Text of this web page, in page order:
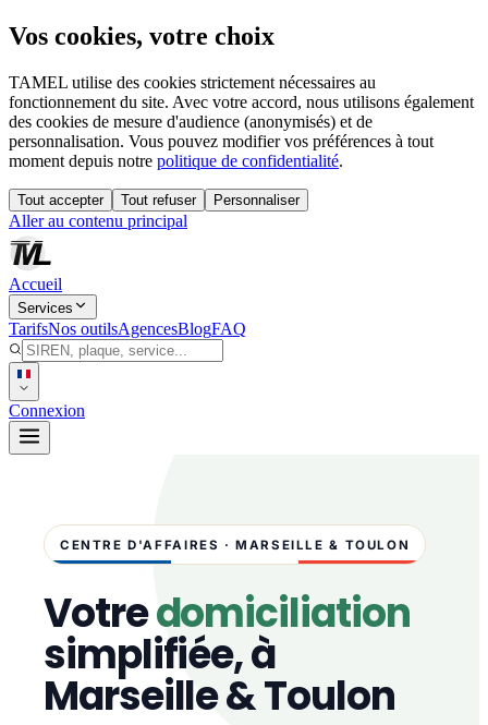
Vos cookies, votre choix
TAMEL utilise des cookies strictement nécessaires au
fonctionnement du site. Avec votre accord, nous utilisons également
des cookies de mesure d'audience (anonymisés) et de
personnalisation. Vous pouvez modifier vos préférences à tout
moment depuis notre politique de confidentialité.
Tout accepter Tout refuser Personnaliser
Aller au contenu principal
Accueil
Services
TarifsNos outilsAgencesBlogFAQ
Connexion
CENTRE D'AFFAIRES · MARSEILLE & TOULON
Votredomiciliation
simplifiée, à
Marseille & Toulon